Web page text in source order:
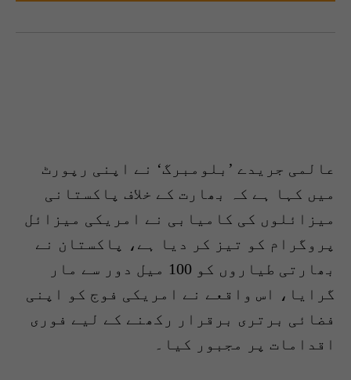
عالمی جریدے ’بلومبرگ‘ نے اپنی رپورٹ
میں کہا ہے کہ بھارت کے خلاف پاکستانی
میزائلوں کی کامیابی نے امریکی میزائل
پروگرام کو تیز کر دیا ہے، پاکستان نے
بھارتی طیاروں کو 100 میل دور سے مار
گرایا، اس واقعے نے امریکی فوج کو اپنی
فضائی برتری برقرار رکھنے کے لیے فوری
اقدامات پر مجبور کیا۔